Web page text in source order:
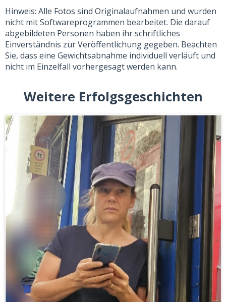
Hinweis: Alle Fotos sind Originalaufnahmen und wurden
nicht mit Softwareprogrammen bearbeitet. Die darauf
abgebildeten Personen haben ihr schriftliches
Einverständnis zur Veröffentlichung gegeben. Beachten
Sie, dass eine Gewichtsabnahme individuell verläuft und
nicht im Einzelfall vorhergesagt werden kann.
Weitere Erfolgsgeschichten